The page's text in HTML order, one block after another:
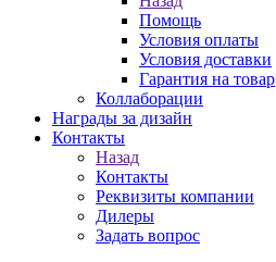
Помощь
Условия оплаты
Условия доставки
Гарантия на товар
Коллаборации
Награды за дизайн
Контакты
Назад
Контакты
Реквизиты компании
Дилеры
Задать вопрос